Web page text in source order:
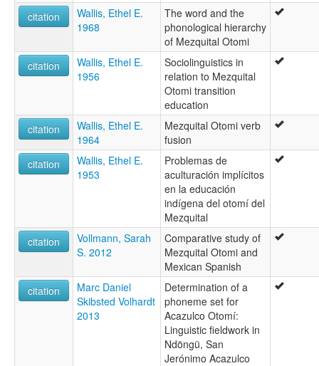
citation
Wallis, Ethel E.
1968
The word and the
phonological hierarchy
of Mezquital Otomi
citation
Wallis, Ethel E.
1956
Sociolinguistics in
relation to Mezquital
Otomi transition
education
citation
Wallis, Ethel E.
1964
Mezquital Otomi verb
fusion
citation
Wallis, Ethel E.
1953
Problemas de
aculturación implícitos
en la educación
indígena del otomí del
Mezquital
citation
Vollmann, Sarah
S. 2012
Comparative study of
Mezquital Otomi and
Mexican Spanish
citation
Marc Daniel
Skibsted Volhardt
2013
Determination of a
phoneme set for
Acazulco Otomí:
Linguistic fieldwork in
Ndöngü, San
Jerónimo Acazulco